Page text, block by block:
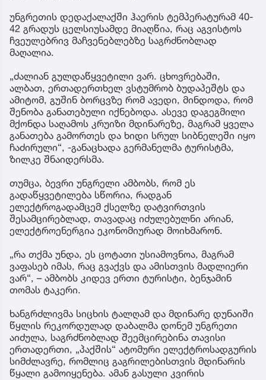
უნგრეთის დედაქალაქში ჰაერის ტემპერატურამ 40-
42 გრადუს ცელსიუსამდე მიაღწია, რაც აგვისტოს
ჩვეულებრივ მაჩვენებლებზე საგრძნობლად
მაღალია.
„ძალიან გულდაწყვეტილი ვარ. ცხოვრებაში,
ალბათ, ერთადერთხელ ვსტუმრობ ბუდაპეშტს და
ამიტომ, გუშინ ბორცვზე რომ ავედი, მინდოდა, რომ
შენობა განათებული იქნებოდა. ასევე დაგეგმილი
მქონდა საღამოს კრუიზი მდინარეზე, მაგრამ ყველა
განათება გამორთეს და ხიდი სრულ სიბნელეში იყო
ჩაძირული“, -განაცხადა გერმანელმა ტურისტმა,
ზილკე შნაიდერსმა.
თუმცა, ბევრი უნგრელი ამბობს, რომ ეს
გადაწყვეტილება სწორია, რადგან
ელექტროგადამცემ ქსელზე დატვირთვის
შესამცირებლად, თავადაც იძულებულნი არიან,
ელექტროენერგია ეკონომიურად მოიხმარონ.
„რა თქმა უნდა, ეს ცოტათი უსიამოვნოა, მაგრამ
ვაფასებ იმას, რაც გვაქვს და ამისთვის მადლიერი
ვარ“, – ამბობს კიდევ ერთი ტურისტი, ბენჯამინ
თომას ტაკერი.
ხანგრძლივმა სიცხის ტალღამ და მდინარე დუნაიში
წყლის რეკორდულად დაბალმა დონემ უნგრეთი
აიძულა, საგრძნობლად შეემცირებინა თავისი
ერთადერთი, „პაქშის“ ატომური ელექტროსადგურის
სიმძლავრე, რომლიც გაგრილებისთვის მდინარის
წყალი გამოიყენება. ამან გასული კვირის